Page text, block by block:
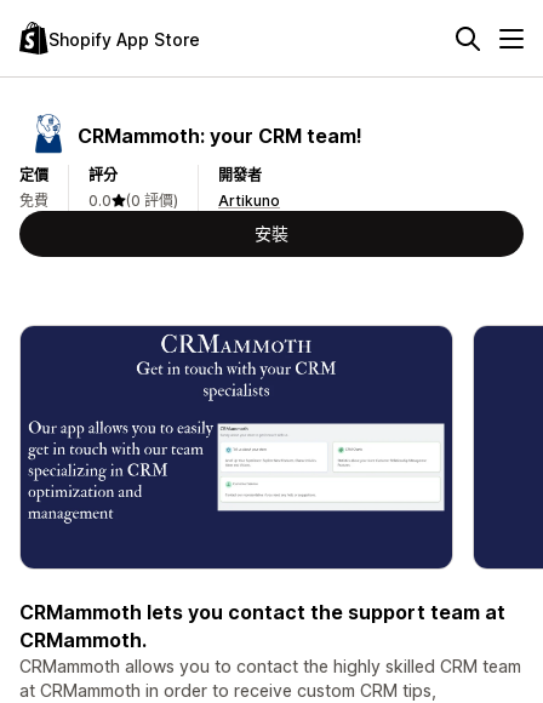
Shopify App Store
CRMammoth: your CRM team!
定價
免費
評分
0.0
(0 評價)
開發者
Artikuno
安裝
CRMammoth lets you contact the support team at
CRMammoth.
CRMammoth allows you to contact the highly skilled CRM team
at CRMammoth in order to receive custom CRM tips,